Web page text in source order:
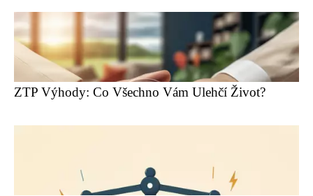
ZTP Výhody: Co Všechno Vám Ulehčí Život?